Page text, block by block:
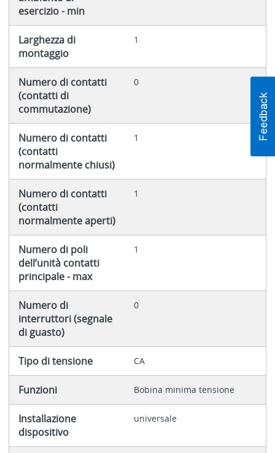
esercizio - min
Larghezza di
montaggio
1
Numero di contatti
(contatti di
commutazione)
0
Numero di contatti
(contatti
normalmente chiusi)
1
Numero di contatti
(contatti
normalmente aperti)
1
Numero di poli
dell’unità contatti
principale - max
1
Numero di
interruttori (segnale
di guasto)
0
Tipo di tensione CA
Funzioni Bobina minima tensione
Installazione
dispositivo
universale